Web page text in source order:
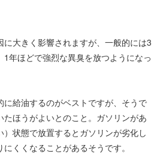
大きく影響されますが、一般的には3
1年ほどで強烈な異臭を放つようになっ
に給油するのがベストですが、そうで
ほうがよいとのこと。ガソリンがあ
）状態で放置するとガソリンが劣化し
くくなることがあるそうです。